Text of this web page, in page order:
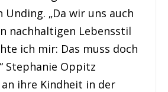
Unding. „Da wir uns auch
nachhaltigen Lebensstil
ich mir: Das muss doch
Stephanie Oppitz
ihre Kindheit in der